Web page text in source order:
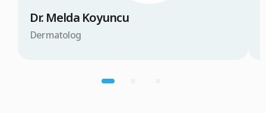
Dr. Melda Koyuncu
Dermatolog